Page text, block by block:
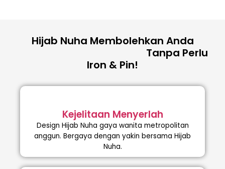
Hijab Nuha Membolehkan Anda
Tanpa Perlu
Iron & Pin!
Kejelitaan Menyerlah
Design Hijab Nuha gaya wanita metropolitan
anggun. Bergaya dengan yakin bersama Hijab
Nuha.